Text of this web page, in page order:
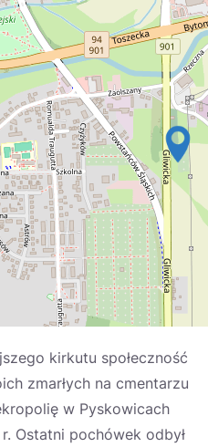
日本
kirkutu społeczność
zmarłych na cmentarzu
w Pyskowicach
Ostatni pochówek odbył